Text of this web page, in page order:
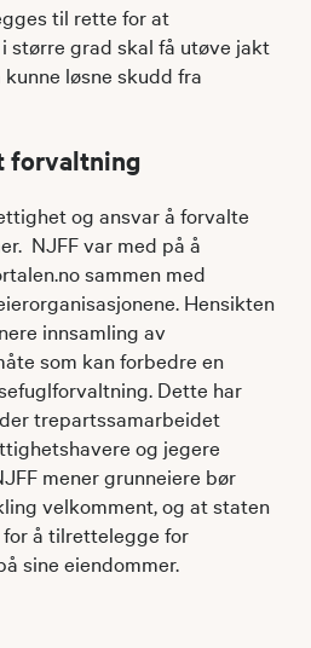
til rette for at
større grad skal få utøve jakt
løsne skudd fra
forvaltning
og ansvar å forvalte
NJFF var med på å
sammen med
Hensikten
innsamling av
som kan forbedre en
Dette har
trepartssamarbeidet
og jegere
mener grunneiere bør
velkomment, og at staten
å tilrettelegge for
sine eiendommer.